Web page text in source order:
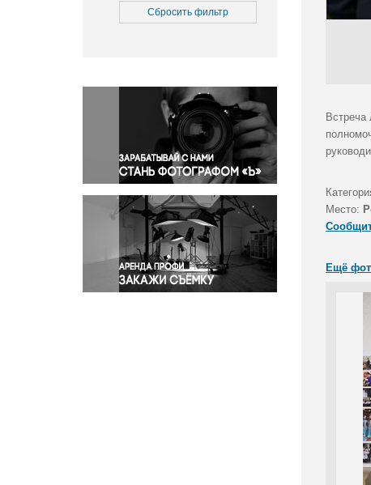
Медицина
Окружающая среда
Политика
Правосудие
Происшествия и конфликты
Религия
Светская жизнь
Спорт
Экология
Экономика и бизнес
Сбросить фильтр
Место:
Ещё